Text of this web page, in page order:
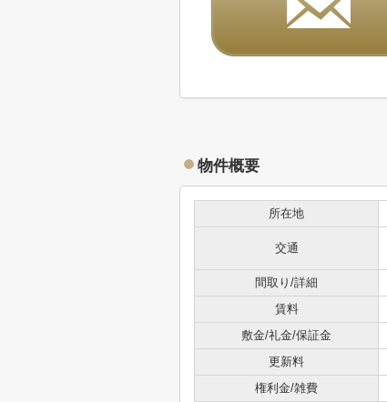
物件概要
所在地
交通
間取り/詳細
賃料
敷金/礼金/保証金
更新料
権利金/雑費